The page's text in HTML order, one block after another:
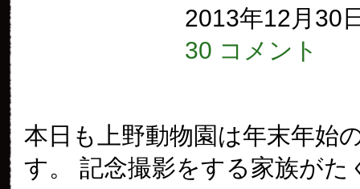
2013年12月30
30 コメント
本日も上野動物園は年末年始
す。 記念撮影をする家族がた